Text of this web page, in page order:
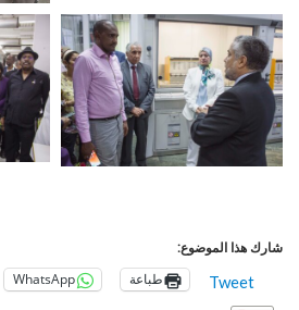
شارك هذا الموضوع:
Tweet طباعة WhatsApp